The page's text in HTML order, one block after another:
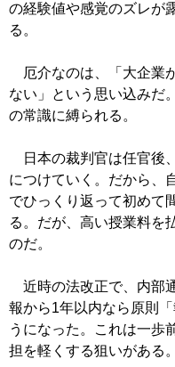
の経験値や感覚のズレが
る。
厄介なのは、「大企業
ない」という思い込みだ
の常識に縛られる。
日本の裁判官は任官後
につけていく。だから、
でひっくり返って初めて
る。だが、高い授業料を
のだ。
近時の法改正で、内部
報から1年以内なら原則
うになった。これは一歩
担を軽くする狙いがある。